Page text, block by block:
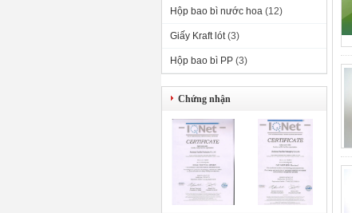
Hộp bao bì nước hoa (12)
Giấy Kraft lót (3)
Hộp bao bì PP (3)
Chứng nhận